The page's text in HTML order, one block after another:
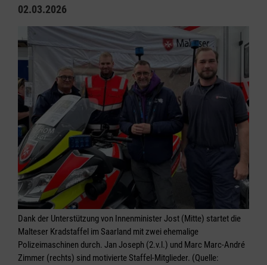
02.03.2026
Dank der Unterstützung von Innenminister Jost (Mitte) startet die
Malteser Kradstaffel im Saarland mit zwei ehemalige
Polizeimaschinen durch. Jan Joseph (2.v.l.) und Marc Marc-André
Zimmer (rechts) sind motivierte Staffel-Mitglieder. (Quelle: